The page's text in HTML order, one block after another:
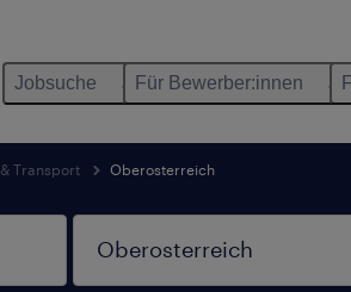
Jobsuche Für Bewerber:innen
Transport Oberosterreich